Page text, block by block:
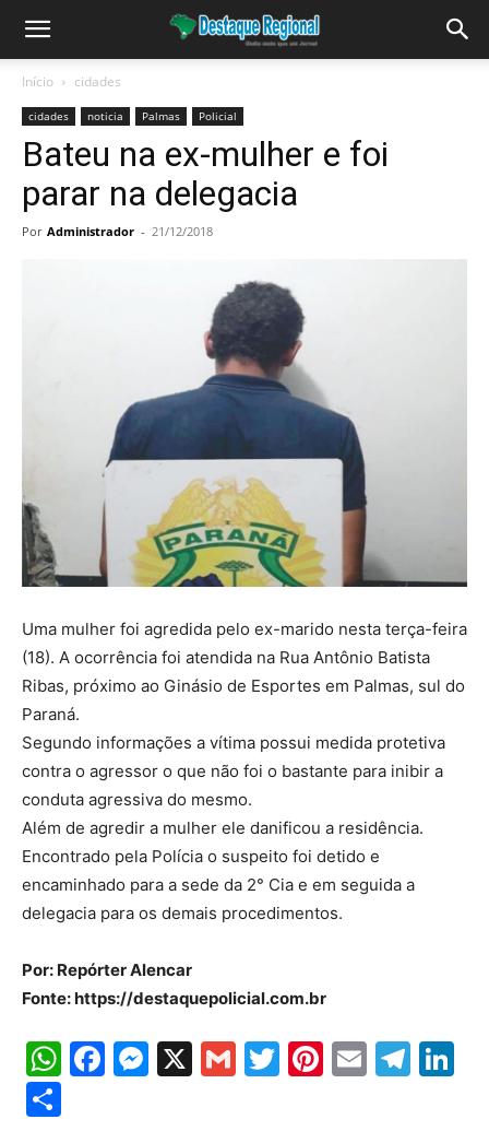
Início cidades
cidades noticia Palmas Policial
Bateu na ex-mulher e foi
parar na delegacia
Por Administrador - 21/12/2018
Uma mulher foi agredida pelo ex-marido nesta terça-feira
(18). A ocorrência foi atendida na Rua Antônio Batista
Ribas, próximo ao Ginásio de Esportes em Palmas, sul do
Paraná.
Segundo informações a vítima possui medida protetiva
contra o agressor o que não foi o bastante para inibir a
conduta agressiva do mesmo.
Além de agredir a mulher ele danificou a residência.
Encontrado pela Polícia o suspeito foi detido e
encaminhado para a sede da 2° Cia e em seguida a
delegacia para os demais procedimentos.
Por: Repórter Alencar
Fonte: https://destaquepolicial.com.br
WhatsApp
Facebook
Messenger
X GmailTwitter
Pinterest
Email